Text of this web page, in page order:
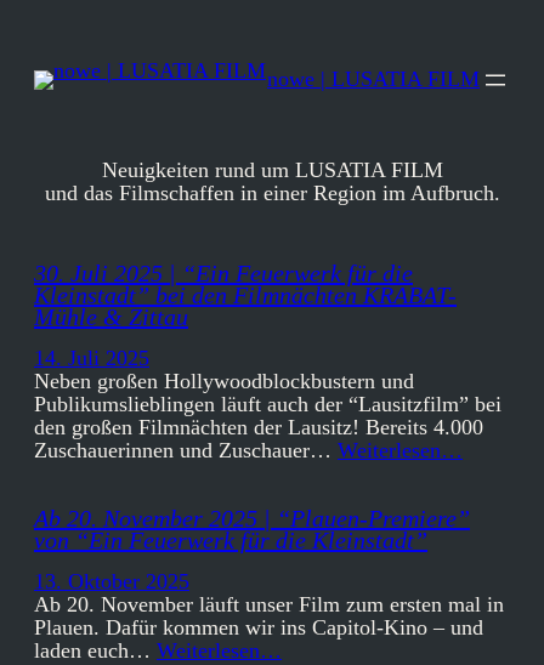
springen
nowe | LUSATIA FILM
Neuigkeiten rund um LUSATIA FILM
und das Filmschaffen in einer Region im Aufbruch.
30. Juli 2025 | “Ein Feuerwerk für die
Kleinstadt” bei den Filmnächten KRABAT-
Mühle & Zittau
14. Juli 2025
Neben großen Hollywoodblockbustern und
Publikumslieblingen läuft auch der “Lausitzfilm” bei
den großen Filmnächten der Lausitz! Bereits 4.000
Zuschauerinnen und Zuschauer… Weiterlesen…
Ab 20. November 2025 | “Plauen-Premiere”
von “Ein Feuerwerk für die Kleinstadt”
13. Oktober 2025
Ab 20. November läuft unser Film zum ersten mal in
Plauen. Dafür kommen wir ins Capitol-Kino – und
laden euch… Weiterlesen…